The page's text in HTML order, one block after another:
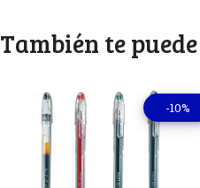
También te
-10%